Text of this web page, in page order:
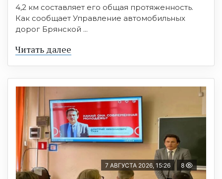
4,2 км составляет его общая протяженность.
Как сообщает Управление автомобильных
дорог Брянской ...
Читать далее
7 АВГУСТА 2026, 15:26 8